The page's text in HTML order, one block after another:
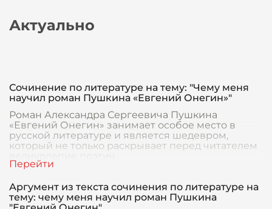
Актуально
Сочинение по литературе на тему: "Чему меня
научил роман Пушкина «Евгений Онегин»"
Роман Александра Сергеевича Пушкина
«Евгений Онегин» занимает особое место в
русской литературе и является шедевром,
который не только раскрывает перед читателем
Аргумент из текста сочинения по литературе на
тему: чему меня научил роман Пушкина